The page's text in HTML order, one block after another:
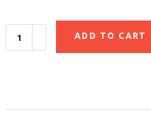
ADD TO CART